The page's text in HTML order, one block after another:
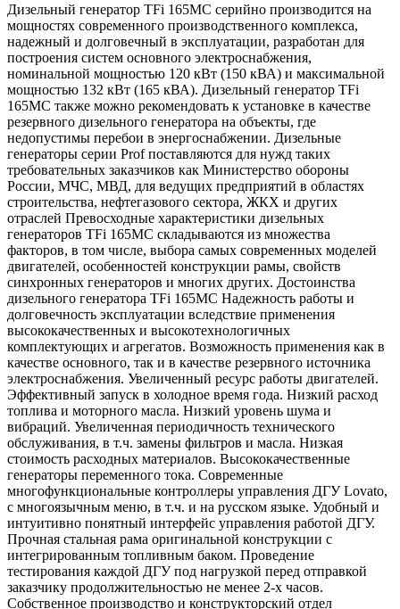
Дизельный генератор TFi 165MC серийно производится на
мощностях современного производственного комплекса,
надежный и долговечный в эксплуатации, разработан для
построения систем основного электроснабжения,
номинальной мощностью 120 кВт (150 кВА) и максимальной
мощностью 132 кВт (165 кВА). Дизельный генератор TFi
165MC также можно рекомендовать к установке в качестве
резервного дизельного генератора на объекты, где
недопустимы перебои в энергоснабжении. Дизельные
генераторы серии Prof поставляются для нужд таких
требовательных заказчиков как Министерство обороны
России, МЧС, МВД, для ведущих предприятий в областях
строительства, нефтегазового сектора, ЖКХ и других
отраслей Превосходные характеристики дизельных
генераторов TFi 165MC складываются из множества
факторов, в том числе, выбора самых современных моделей
двигателей, особенностей конструкции рамы, свойств
синхронных генераторов и многих других. Достоинства
дизельного генератора TFi 165MC Надежность работы и
долговечность эксплуатации вследствие применения
высококачественных и высокотехнологичных
комплектующих и агрегатов. Возможность применения как в
качестве основного, так и в качестве резервного источника
электроснабжения. Увеличенный ресурс работы двигателей.
Эффективный запуск в холодное время года. Низкий расход
топлива и моторного масла. Низкий уровень шума и
вибраций. Увеличенная периодичность технического
обслуживания, в т.ч. замены фильтров и масла. Низкая
стоимость расходных материалов. Высококачественные
генераторы переменного тока. Современные
многофункциональные контроллеры управления ДГУ Lovato,
с многоязычным меню, в т.ч. и на русском языке. Удобный и
интуитивно понятный интерфейс управления работой ДГУ.
Прочная стальная рама оригинальной конструкции с
интегрированным топливным баком. Проведение
тестирования каждой ДГУ под нагрузкой перед отправкой
заказчику продолжительностью не менее 2-х часов.
Собственное производство и конструкторский отдел